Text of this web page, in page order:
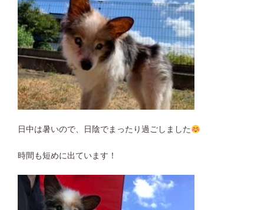
日中は暑いので、日陰でまったり過ごしました
時間も短めに出ています！